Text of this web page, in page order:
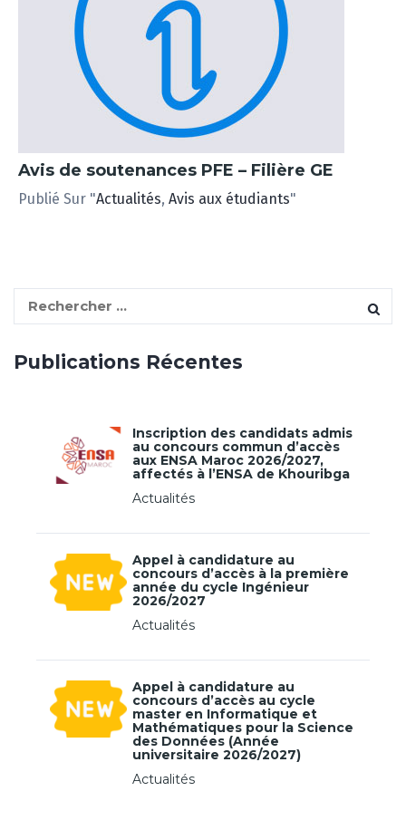
Avis de soutenances PFE – Filière GE
Publié Sur "Actualités, Avis aux étudiants"
e
r
Publications Récentes
Inscription des candidats admis
au concours commun d’accès
aux ENSA Maroc 2026/2027,
affectés à l’ENSA de Khouribga
Actualités
Appel à candidature au
concours d’accès à la première
année du cycle Ingénieur
2026/2027
Actualités
Appel à candidature au
concours d’accès au cycle
master en Informatique et
Mathématiques pour la Science
des Données (Année
universitaire 2026/2027)
Actualités